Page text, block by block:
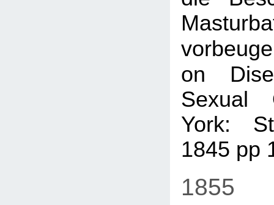
on
Sexual
York:
1845 pp
1855